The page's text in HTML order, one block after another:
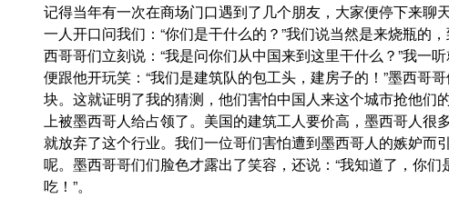
记得当年有一次在商场门口遇到了几个朋友，大家便停下来聊
一人开口问我们：“你们是干什么的？”我们说当然是来烧瓶的
西哥哥们立刻说：“我是问你们从中国来到这里干什么？”我一
便跟他开玩笑：“我们是建筑队的包工头，建房子的！”墨西哥
块。这就证明了我的猜测，他们害怕中国人来这个城市抢他们
上被墨西哥人给占领了。美国的建筑工人要价高，墨西哥人很
就放弃了这个行业。我们一位哥们害怕遭到墨西哥人的嫉妒而
呢。墨西哥哥们们脸色才露出了笑容，还说：“我知道了，你
吃！”。